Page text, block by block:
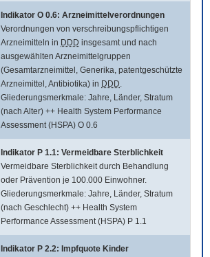
Indikator O 0.6: Arzneimittelverordnungen
Verordnungen von verschreibungspflichtigen
Arzneimitteln in DDD insgesamt und nach
ausgewählten Arzneimittelgruppen
(Gesamtarzneimittel, Generika, patentgeschützte
Arzneimittel, Antibiotika) in DDD.
Gliederungsmerkmale: Jahre, Länder, Stratum
(nach Alter) ++ Health System Performance
Assessment (HSPA) O 0.6
Indikator P 1.1: Vermeidbare Sterblichkeit
Vermeidbare Sterblichkeit durch Behandlung
oder Prävention je 100.000 Einwohner.
Gliederungsmerkmale: Jahre, Länder, Stratum
(nach Geschlecht) ++ Health System
Performance Assessment (HSPA) P 1.1
Indikator P 2.2: Impfquote Kinder